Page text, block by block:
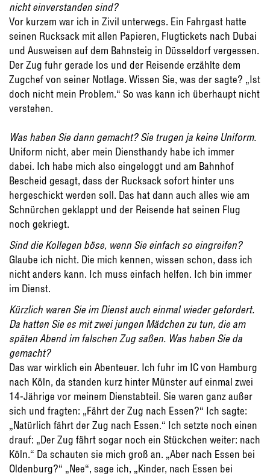
nicht einverstanden sind?
Vor kurzem war ich in Zivil unterwegs. Ein Fahrgast hatte
seinen Rucksack mit allen Papieren, Flugtickets nach Dubai
und Ausweisen auf dem Bahnsteig in Düsseldorf vergessen.
Der Zug fuhr gerade los und der Reisende erzählte dem
Zugchef von seiner Notlage. Wissen Sie, was der sagte? „Ist
doch nicht mein Problem.“ So was kann ich überhaupt nicht
verstehen.
Was haben Sie dann gemacht? Sie trugen ja keine Uniform.
Uniform nicht, aber mein Diensthandy habe ich immer
dabei. Ich habe mich also eingeloggt und am Bahnhof
Bescheid gesagt, dass der Rucksack sofort hinter uns
hergeschickt werden soll. Das hat dann auch alles wie am
Schnürchen geklappt und der Reisende hat seinen Flug
noch gekriegt.
Sind die Kollegen böse, wenn Sie einfach so eingreifen?
Glaube ich nicht. Die mich kennen, wissen schon, dass ich
nicht anders kann. Ich muss einfach helfen. Ich bin immer
im Dienst.
Kürzlich waren Sie im Dienst auch einmal wieder gefordert.
Da hatten Sie es mit zwei jungen Mädchen zu tun, die am
späten Abend im falschen Zug saßen. Was haben Sie da
gemacht?
Das war wirklich ein Abenteuer. Ich fuhr im IC von Hamburg
nach Köln, da standen kurz hinter Münster auf einmal zwei
14-Jährige vor meinem Dienstabteil. Sie waren ganz außer
sich und fragten: „Fährt der Zug nach Essen?“ Ich sagte:
„Natürlich fährt der Zug nach Essen.“ Ich setzte noch einen
drauf: „Der Zug fährt sogar noch ein Stückchen weiter: nach
Köln.“ Da schauten sie mich groß an. „Aber nach Essen bei
Oldenburg?“ „Nee“, sage ich, „Kinder, nach Essen bei